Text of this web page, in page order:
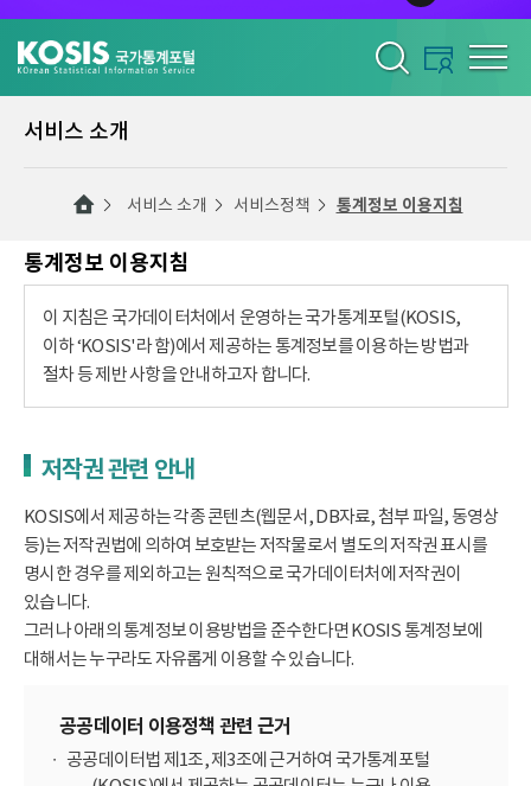
서비스 소개
서비스 소개 서비스정책 통계정보 이용지침
통계정보 이용지침
이 지침은 국가데이터처에서 운영하는 국가통계포털(KOSIS,
이하 ‘KOSIS'라 함)에서 제공하는 통계정보를 이용하는 방법과
절차 등 제반 사항을 안내하고자 합니다.
저작권 관련 안내
KOSIS에서 제공하는 각종 콘텐츠(웹문서, DB자료, 첨부 파일, 동영상
등)는 저작권법에 의하여 보호받는 저작물로서 별도의 저작권 표시를
명시한 경우를 제외하고는 원칙적으로 국가데이터처에 저작권이
있습니다.
그러나 아래의 통계정보 이용방법을 준수한다면 KOSIS 통계정보에
대해서는 누구라도 자유롭게 이용할 수 있습니다.
공공데이터 이용정책 관련 근거
공공데이터법 제1조, 제3조에 근거하여 국가통계포털